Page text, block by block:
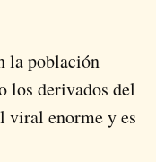
la población
los derivados del
viral enorme y es